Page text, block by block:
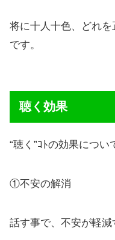
将に十人十色、どれ
です。
聴く効果
“聴く”ｺﾄの効果につい
①不安の解消
話す事で、不安が軽減